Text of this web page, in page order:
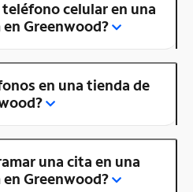
celular en una
Greenwood?
en una tienda de
una cita en una
Greenwood?